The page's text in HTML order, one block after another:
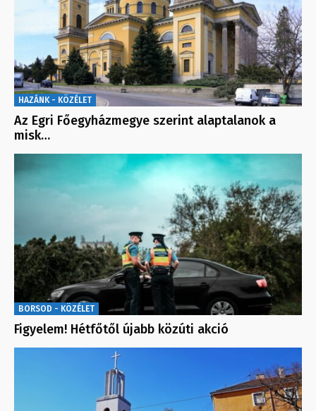
HAZÁNK - KÖZÉLET
Az Egri Főegyházmegye szerint alaptalanok a
misk…
BORSOD - KÖZÉLET
Figyelem! Hétfőtől újabb közúti akció